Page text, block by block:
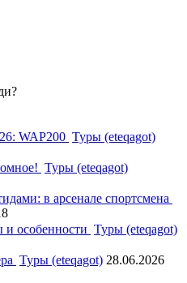
WAP200 Туры (eteqagot)
Туры (eteqagot)
в арсенале спортсмена
особенности Туры (eteqagot)
Туры (eteqagot) 28.06.2026